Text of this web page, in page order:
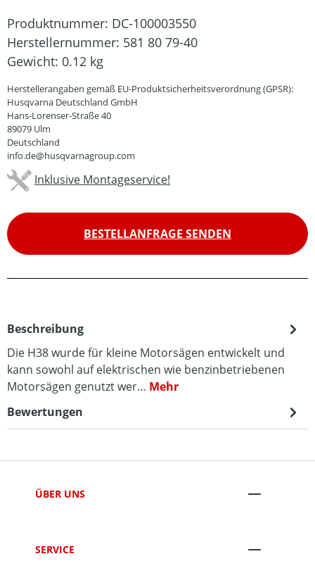
Produktnummer: DC-100003550
Herstellernummer: 581 80 79-40
Gewicht: 0.12 kg
Herstellerangaben gemäß EU-Produktsicherheitsverordnung (GPSR):
Husqvarna Deutschland GmbH
Hans-Lorenser-Straße 40
89079 Ulm
Deutschland
info.de@husqvarnagroup.com
Inklusive Montageservice!
BESTELLANFRAGE SENDEN
Beschreibung
Die H38 wurde für kleine Motorsägen entwickelt und
kann sowohl auf elektrischen wie benzinbetriebenen
Motorsägen genutzt wer… Mehr
Bewertungen
ÜBER UNS
SERVICE